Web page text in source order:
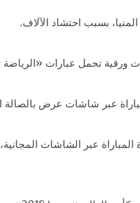
بسبب احتشاد الآلاف.
ورقية تحمل عبارات «الرياضة
عبر شاشات عرض بالصالة
عبر الشاشات المجانية،